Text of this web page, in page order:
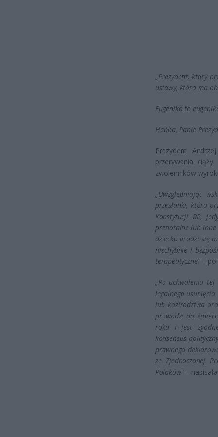
„Prezydent, który
ustawy, która ma
Eugenika to
Hańba, Panie
Prezydent
przerywania
zwolenników
„Uwzględniając
przesłanki, która
Konstytucji RP,
prenatalne lub inne
dziecko urodzi się
niechybnie i
terapeutyczne”–
„Po uchwaleniu tej
legalnego
lub kazirodztwa
prowadzi do
roku i jest
konsensus
prawnego
ze Zjednoczonej
Polaków”–